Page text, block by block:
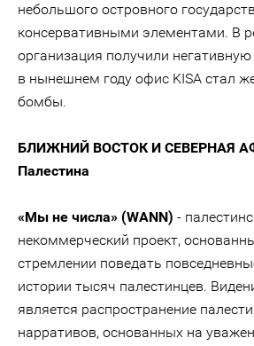
небольшого островного
консервативными элементами. В
организация получили
в нынешнем году офис KISA стал
бомбы.
БЛИЖНИЙ ВОСТОК И СЕВЕРНАЯ
Палестина
«Мы не числа» (WANN) -
некоммерческий проект,
стремлении поведать
истории тысяч палестинцев.
является распространение
нарративов, основанных на